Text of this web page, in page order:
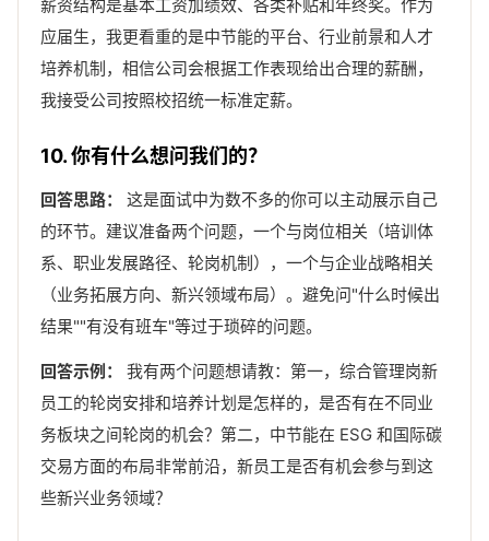
薪资结构是基本工资加绩效、各类补贴和年终奖。作为
应届生，我更看重的是中节能的平台、行业前景和人才
培养机制，相信公司会根据工作表现给出合理的薪酬，
我接受公司按照校招统一标准定薪。
10. 你有什么想问我们的？
回答思路：
这是面试中为数不多的你可以主动展示自己
的环节。建议准备两个问题，一个与岗位相关（培训体
系、职业发展路径、轮岗机制），一个与企业战略相关
（业务拓展方向、新兴领域布局）。避免问"什么时候出
结果""有没有班车"等过于琐碎的问题。
回答示例：
我有两个问题想请教：第一，综合管理岗新
员工的轮岗安排和培养计划是怎样的，是否有在不同业
务板块之间轮岗的机会？第二，中节能在 ESG 和国际碳
交易方面的布局非常前沿，新员工是否有机会参与到这
些新兴业务领域？